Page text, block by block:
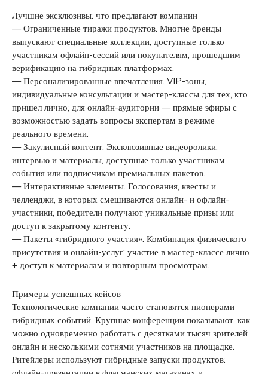
Лучшие эксклюзивы: что предлагают компании
— Ограниченные тиражи продуктов. Многие бренды
выпускают специальные коллекции, доступные только
участникам офлайн-сессий или покупателям, прошедшим
верификацию на гибридных платформах.
— Персонализированные впечатления. VIP-зоны,
индивидуальные консультации и мастер-классы для тех, кто
пришел лично; для онлайн-аудитории — прямые эфиры с
возможностью задать вопросы экспертам в режиме
реального времени.
— Закулисный контент. Эксклюзивные видеоролики,
интервью и материалы, доступные только участникам
события или подписчикам премиальных пакетов.
— Интерактивные элементы. Голосования, квесты и
челленджи, в которых смешиваются онлайн- и офлайн-
участники; победители получают уникальные призы или
доступ к закрытому контенту.
— Пакеты «гибридного участия». Комбинация физического
присутствия и онлайн-услуг: участие в мастер-классе лично
+ доступ к материалам и повторным просмотрам.
Примеры успешных кейсов
Технологические компании часто становятся пионерами
гибридных событий. Крупные конференции показывают, как
можно одновременно работать с десятками тысяч зрителей
онлайн и несколькими сотнями участников на площадке.
Ритейлеры используют гибридные запуски продуктов: